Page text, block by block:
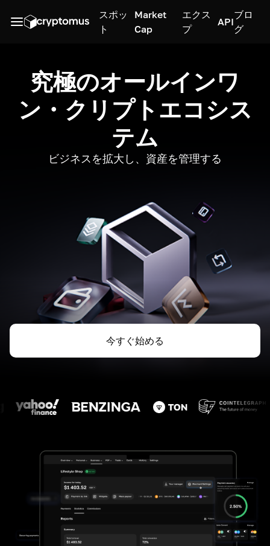
スポッ
ト
Market
Cap
エクス
プ
API
ブロ
グ
究極のオールインワ
ン・クリプトエコシス
テム
ビジネスを拡大し、資産を管理する
今すぐ始める